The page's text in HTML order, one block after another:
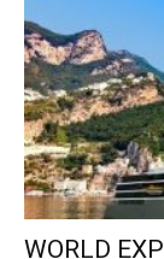
WORLD